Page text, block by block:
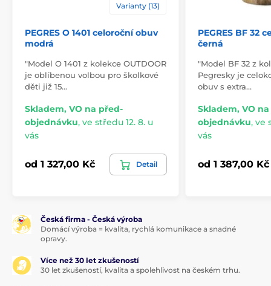
Varianty (13)
PEGRES O 1401 celoroční obuv
modrá
"Model O 1401 z kolekce OUTDOOR
je oblíbenou volbou pro školkové
děti již 15…
Skladem, VO na před-
objednávku, ve středu 12. 8. u
vás
od 1 327,00 Kč Detail
PEGRES BF 32
černá
"Model BF 32 z
Pegresky je
obuv s extra…
Skladem, VO
objednávku, ve
vás
od 1 387,00 Kč
Česká firma - Česká výroba
Domácí výroba = kvalita, rychlá komunikace a snadné
opravy.
Více než 30 let zkušeností
30 let zkušeností, kvalita a spolehlivost na českém trhu.